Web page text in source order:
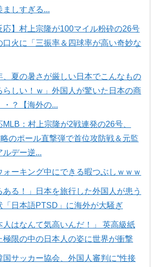
しすぎる...
応】村上宗隆が100マイル粉砕の26号
口火に「三振率＆四球率が高い奇妙な
、夏の暑さが厳しい日本でこんなもの
らしい！ｗ」外国人が驚いた日本の商
・？【海外の...
：村上宗隆が2戦連発の26号、
のポール直撃弾で首位攻防戦＆元監
ルデー逆...
ォーキング中にできる暇つぶしｗｗｗ
ある！」日本を旅行した外国人が患う
「日本語PTSD」に海外が大騒ぎ
人はなんて気高いんだ！」 英高級紙
極限の中の日本人の姿に世界が衝撃
国サッカー協会、外国人審判に“性接